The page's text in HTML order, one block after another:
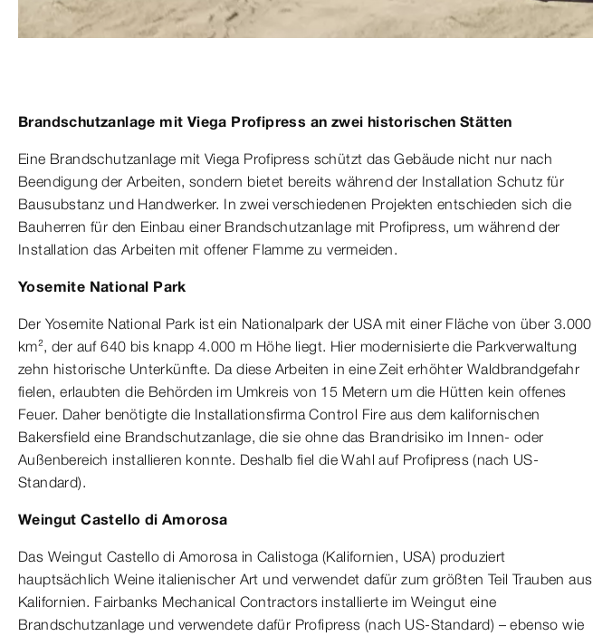
Brandschutzanlage mit Viega Profipress an zwei historischen Stätten
Eine Brandschutzanlage mit Viega Profipress schützt das Gebäude nicht nur nach
Beendigung der Arbeiten, sondern bietet bereits während der Installation Schutz für
Bausubstanz und Handwerker. In zwei verschiedenen Projekten entschieden sich die
Bauherren für den Einbau einer Brandschutzanlage mit Profipress, um während der
Installation das Arbeiten mit offener Flamme zu vermeiden.
Yosemite National Park
Der Yosemite National Park ist ein Nationalpark der USA mit einer Fläche von über 3.000
km², der auf 640 bis knapp 4.000 m Höhe liegt. Hier modernisierte die Parkverwaltung
zehn historische Unterkünfte. Da diese Arbeiten in eine Zeit erhöhter Waldbrandgefahr
fielen, erlaubten die Behörden im Umkreis von 15 Metern um die Hütten kein offenes
Feuer. Daher benötigte die Installationsfirma Control Fire aus dem kalifornischen
Bakersfield eine Brandschutzanlage, die sie ohne das Brandrisiko im Innen- oder
Außenbereich installieren konnte. Deshalb fiel die Wahl auf Profipress (nach US-
Standard).
Weingut Castello di Amorosa
Das Weingut Castello di Amorosa in Calistoga (Kalifornien, USA) produziert
hauptsächlich Weine italienischer Art und verwendet dafür zum größten Teil Trauben aus
Kalifornien. Fairbanks Mechanical Contractors installierte im Weingut eine
Brandschutzanlage und verwendete dafür Profipress (nach US-Standard) – ebenso wie